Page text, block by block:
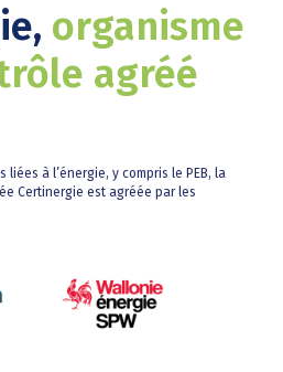
organisme
agréé
à l’énergie, y compris le PEB, la
Certinergie est agréée par les